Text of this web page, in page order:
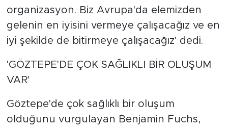
organizasyon. Biz Avrupa'da elemizden
gelenin en iyisini vermeye çalışacağız ve en
iyi şekilde de bitirmeye çalışacağız' dedi.
'GÖZTEPE'DE ÇOK SAĞLIKLI BİR OLUŞUM
VAR'
Göztepe'de çok sağlıklı bir oluşum
olduğunu vurgulayan Benjamin Fuchs,